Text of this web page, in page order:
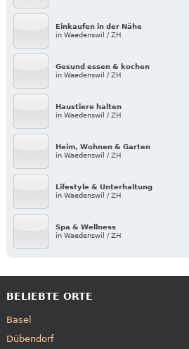
Einkaufen in der Nähe
in Waedenswil / ZH
Gesund essen & kochen
in Waedenswil / ZH
Haustiere halten
in Waedenswil / ZH
Heim, Wohnen & Garten
in Waedenswil / ZH
Lifestyle & Unterhaltung
in Waedenswil / ZH
Spa & Wellness
in Waedenswil / ZH
BELIEBTE ORTE
Basel
Dübendorf